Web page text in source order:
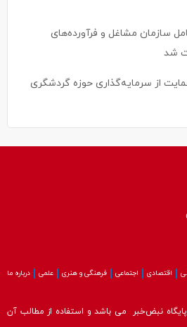
سازمان مشاغل و فرآورده‌های
شد
از سرمایه‌گذاری حوزه گردشگری
اقتصادی اجتماعی فرهنگی و هنری علمی درباره ما
نبض‌خبر می باشد و استفاده از مطالب آن